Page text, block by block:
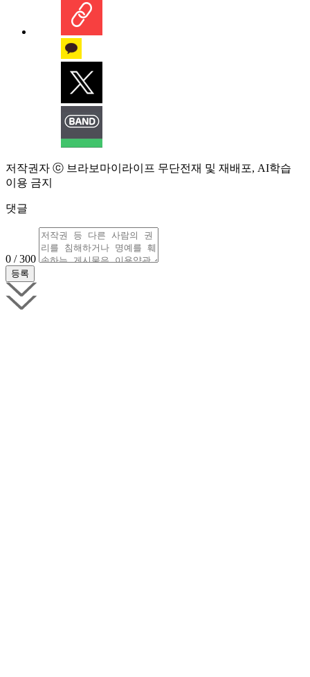
저작권자 ⓒ 브라보마이라이프 무단전재 및 재배포, AI학습
이용 금지
댓글
0 / 300